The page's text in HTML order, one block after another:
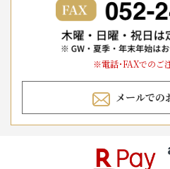
※電話･FAXでのご
メールでの